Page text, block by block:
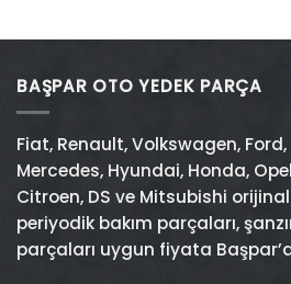
BAŞPAR OTO YEDEK PARÇA
Fiat, Renault,Volkswagen, Ford,
Mercedes, Hyundai, Honda, Opel
Citroen, DS ve Mitsubishi
periyodik bakım parçaları,
parçaları uygun fiyata